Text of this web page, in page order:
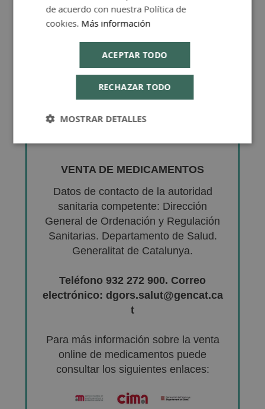
VENTA DE MEDICAMENTOS
Datos de contacto de la autoridad
sanitaria competente: Dirección
General de Ordenación y Regulación
Sanitarias. Departamento de Salud.
Generalitat de Catalunya.
Teléfono 932 272 900. Correo
electrónico: dgors.salut@gencat.ca
t
Para más información sobre la venta
online de medicamentos puede
consultar los siguientes enlaces:
de acuerdo con nuestra Política de
cookies. Más información
ACEPTAR TODO
RECHAZAR TODO
MOSTRAR DETALLES